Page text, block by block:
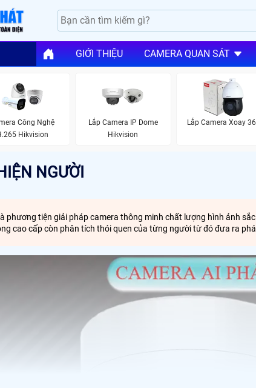
GIỚI THIỆU CAMERA QUAN SÁT
Công Nghệ
Hikvision
Lắp Camera IP Dome
Hikvision
Lắp Camera Xoay
NGƯỜI
phương tiện giải pháp camera thông minh chất lượng hình ảnh
cao cấp còn phân tích thói quen của từng người từ đó đưa ra